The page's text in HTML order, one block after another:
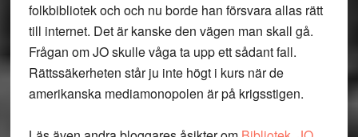
folkbibliotek och och nu borde han försvara allas rätt
till internet. Det är kanske den vägen man skall gå.
Frågan om JO skulle våga ta upp ett sådant fall.
Rättssäkerheten står ju inte högt i kurs när de
amerikanska mediamonopolen är på krigsstigen.